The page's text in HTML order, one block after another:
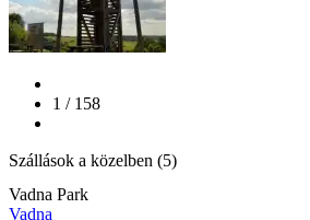
1 / 158
Szállások a közelben (5)
Vadna Park
Vadna